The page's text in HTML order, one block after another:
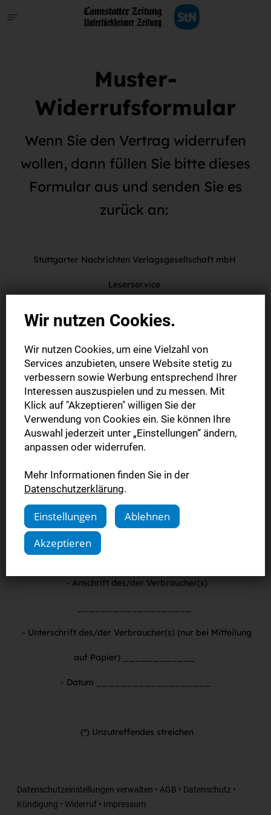
Muster-
Widerrufsformular
Wenn Sie den Vertrag widerrufen
wollen, dann füllen Sie bitte dieses
Formular aus und senden Sie es
zurück an:
Stuttgarter Nachrichten Verlagsgesellschaft mbH
Leserservice
service@stn.zgs.de
Hiermit widerrufe(n) ich/wir (*) den von mir/uns (*)
abgeschlossenen Vertrag über den Kauf der folgenden
- Bestellt am (*)/erhalten am (*)
___________________
- Name des/der Verbraucher(s)
___________________
- Anschrift des/der Verbraucher(s)
- Unterschrift des/der Verbraucher(s) (nur bei Mitteilung
auf Papier) ____________
- Datum ___________________
(*) Unzutreffendes streichen
Datenschutzeinstellungen verwalten • AGB • Datenschutz •
Kündigung • Widerruf • Impressum
Wir nutzen Cookies.
Wir nutzen Cookies, um eine Vielzahl von
Services anzubieten, unsere Website stetig zu
verbessern sowie Werbung entsprechend Ihrer
Interessen auszuspielen und zu messen. Mit
Klick auf "Akzeptieren" willigen Sie der
Verwendung von Cookies ein. Sie können Ihre
Auswahl jederzeit unter „Einstellungen“ ändern,
anpassen oder widerrufen.
Mehr Informationen finden Sie in der
Datenschutzerklärung.
Einstellungen
Ablehnen
Akzeptieren